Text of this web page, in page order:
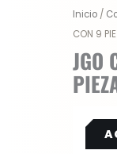
Inicio /
CON 9
JGO
was:
$
is:
$